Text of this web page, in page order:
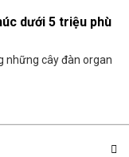
dưới 5 triệu phù
những cây đàn organ